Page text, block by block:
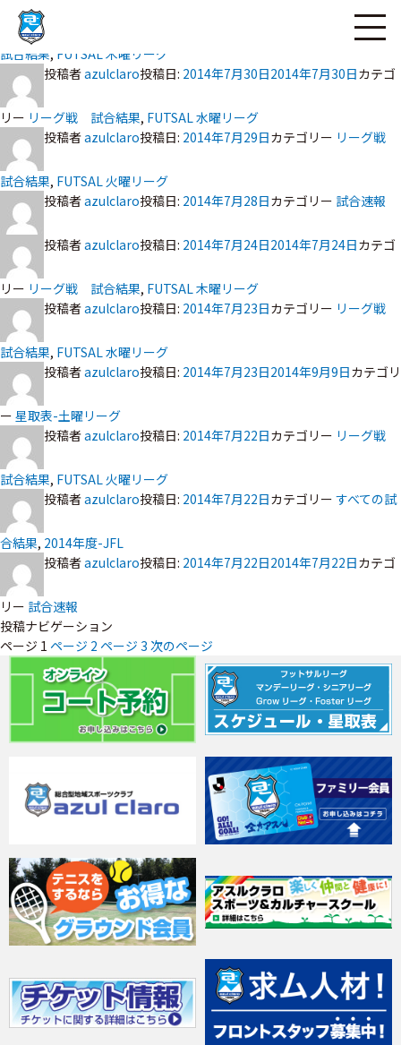
リーグ戦
試合結果, FUTSAL 木曜リーグ
投稿者azulclaro投稿日: 2014年7月30日2014年7月30日カテゴ
リー リーグ戦 試合結果, FUTSAL 水曜リーグ
投稿者azulclaro投稿日: 2014年7月29日カテゴリー リーグ戦
試合結果, FUTSAL 火曜リーグ
投稿者azulclaro投稿日: 2014年7月28日カテゴリー 試合速報
投稿者azulclaro投稿日: 2014年7月24日2014年7月24日カテゴ
リー リーグ戦 試合結果, FUTSAL 木曜リーグ
投稿者azulclaro投稿日: 2014年7月23日カテゴリー リーグ戦
試合結果, FUTSAL 水曜リーグ
投稿者azulclaro投稿日: 2014年7月23日2014年9月9日カテゴリ
ー 星取表-土曜リーグ
投稿者azulclaro投稿日: 2014年7月22日カテゴリー リーグ戦
試合結果, FUTSAL 火曜リーグ
投稿者azulclaro投稿日: 2014年7月22日カテゴリー すべての試
合結果, 2014年度-JFL
投稿者azulclaro投稿日: 2014年7月22日2014年7月22日カテゴ
リー 試合速報
投稿ナビゲーション
ページ 1 ページ 2 ページ 3 次のページ